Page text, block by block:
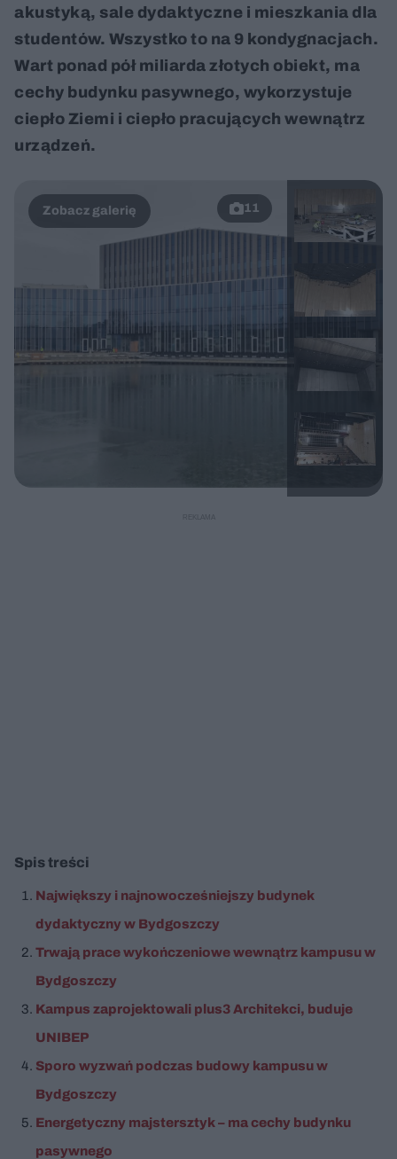
akustyką, sale dydaktyczne i mieszkania dla
studentów. Wszystko to na 9 kondygnacjach.
Wart ponad pół miliarda złotych obiekt, ma
cechy budynku pasywnego, wykorzystuje
ciepło Ziemi i ciepło pracujących wewnątrz
urządzeń.
11
Spis treści
Największy i najnowocześniejszy budynek
dydaktyczny w Bydgoszczy
Trwają prace wykończeniowe wewnątrz kampusu w
Bydgoszczy
Kampus zaprojektowali plus3 Architekci, buduje
UNIBEP
Sporo wyzwań podczas budowy kampusu w
Bydgoszczy
Energetyczny majstersztyk – ma cechy budynku
pasywnego